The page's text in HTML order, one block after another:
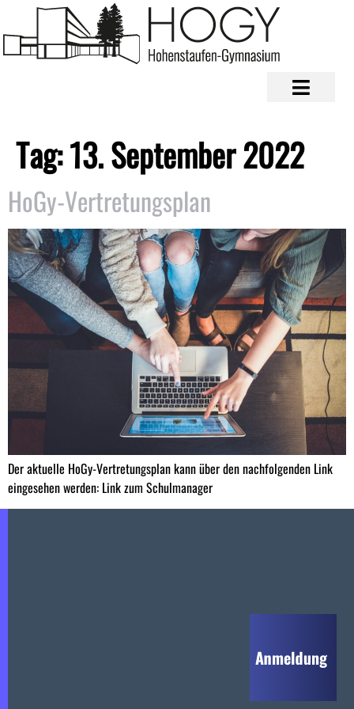
Tag:13. September 2022
HoGy-Vertretungsplan
Der aktuelle HoGy-Vertretungsplan kann über den nachfolgenden Link
eingesehen werden: Link zum Schulmanager